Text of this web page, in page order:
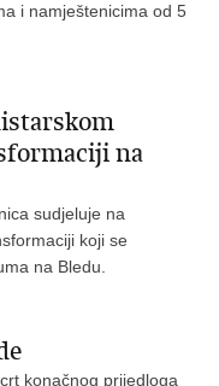
i namještenicima od 5
na
sudjeluje na
koji se
na Bledu.
konačnog prijedloga